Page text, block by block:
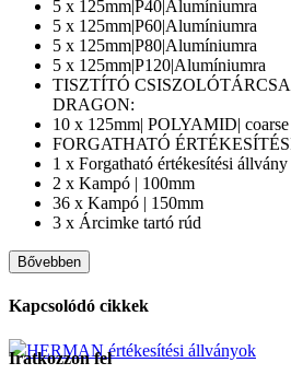
5 x 125mm|P40|Alumíniumra
5 x 125mm|P60|Alumíniumra
5 x 125mm|P80|Alumíniumra
5 x 125mm|P120|Alumíniumra
TISZTÍTÓ
DRAGON:
10 x 125mm| POLYAMID| coarse
FORGATHATÓ
1 x Forgatható értékesítési állvány
2 x Kampó | 100mm
36 x Kampó | 150mm
3 x Árcimke tartó rúd
Bővebben
Kapcsolódó cikkek
HERMAN értékesítési állványok
Iratkozzon fel